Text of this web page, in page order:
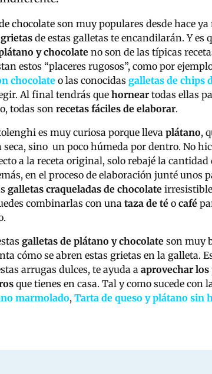
chocolateson muy populares desde hace
grietas de estas galletas te encandilarán. Y es
y chocolate no son de las típicas
estos “placeres rugosos”, como por
chocolate o las conocidas galletas de chips
Al final tendrás quehorneartodas ellas
todas sonrecetas fáciles de elaborar.
es muy curiosa porque llevaplátano,
seca, sino un poco húmeda por dentro. No
a la receta original, solo rebajé la cantidad
en el proceso de elaboración junté unos
galletas craqueladas de chocolate
combinarlas con unataza de té ocafé
galletas de plátano y chocolate son muy
cómo se abren estas grietas en la galleta.
arrugas dulces, te ayuda aaprovechar los
que tienes en casa. Tal y como sucede con
marmolado,Tarta de queso y plátano sin